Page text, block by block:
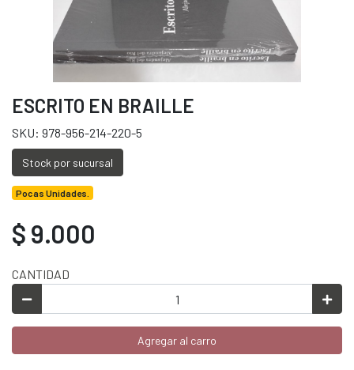
ESCRITO EN BRAILLE
SKU: 978-956-214-220-5
Stock por sucursal
Pocas Unidades.
$ 9.000
CANTIDAD
Agregar al carro